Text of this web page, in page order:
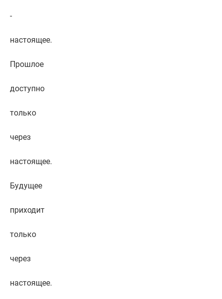
-
настоящее.
Прошлое
доступно
только
через
настоящее.
Будущее
приходит
только
через
настоящее.